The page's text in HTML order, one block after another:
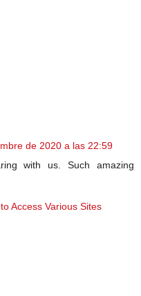
de 2020 a las 22:59
with us. Such amazing
Access Various Sites